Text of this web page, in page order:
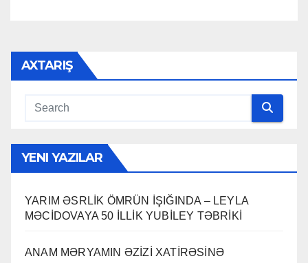
AXTARIŞ
YENI YAZILAR
YARIM ƏSRLİK ÖMRÜN İŞIĞINDA – LEYLA
MƏCİDOVAYA 50 İLLİK YUBİLEY TƏBRİKİ
ANAM MƏRYAMIN ƏZİZİ XATİRƏSİNƏ